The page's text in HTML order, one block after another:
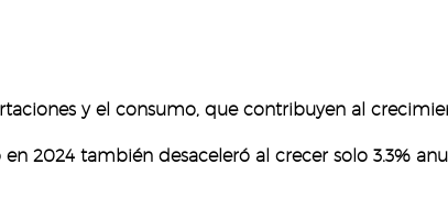
y el consumo, que contribuyen al
2024 también desaceleró al crecer solo 3.3%